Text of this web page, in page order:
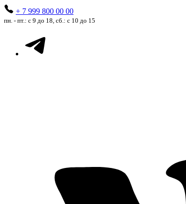
+ 7 999 800 00 00
пн. - пт.: с 9 до 18, сб.: с 10 до 15